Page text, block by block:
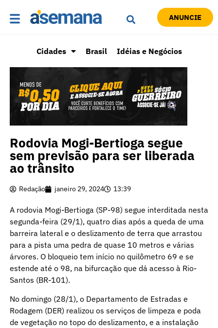
ANUNCIE
Cidades Brasil Idéias e Negócios
Rodovia Mogi-Bertioga segue
sem previsão para ser liberada
ao trânsito
Redação janeiro 29, 2024 13:39
A rodovia Mogi-Bertioga (SP-98) segue interditada nesta
segunda-feira (29/1), quatro dias após a queda de uma
barreira lateral e o deslizamento de terra que arrastou
para a pista uma pedra de quase 10 metros e várias
árvores. O bloqueio tem início no quilômetro 69 e se
estende até o 98, na bifurcação que dá acesso à Rio-
Santos (BR-101).
No domingo (28/1), o Departamento de Estradas e
Rodagem (DER) realizou os serviços de limpeza e poda
de vegetação no topo do deslizamento, e a instalação